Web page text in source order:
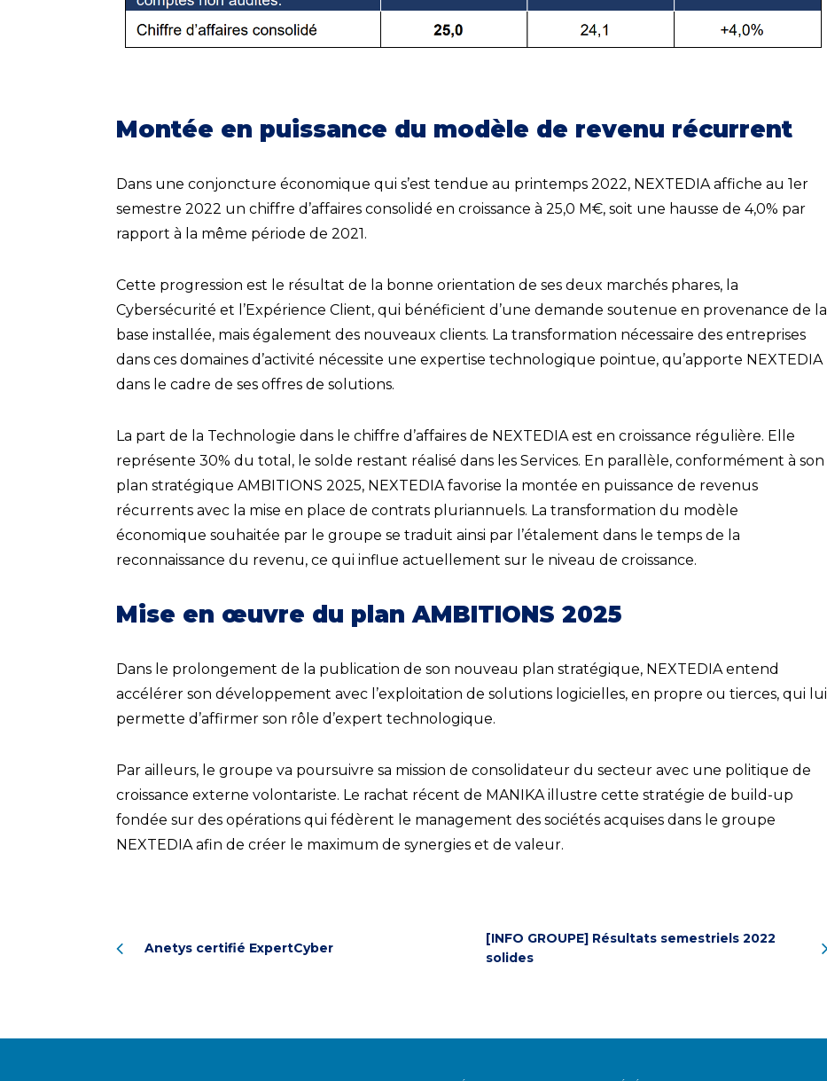
Montée en puissance du modèle de revenu récurrent
Dans une conjoncture économique qui s’est tendue au printemps 2022, NEXTEDIA affiche au 1er
semestre 2022 un chiffre d’affaires consolidé en croissance à 25,0 M€, soit une hausse de 4,0% par
rapport à la même période de 2021.
Cette progression est le résultat de la bonne orientation de ses deux marchés phares, la
Cybersécurité et l’Expérience Client, qui bénéficient d’une demande soutenue en provenance de la
base installée, mais également des nouveaux clients. La transformation nécessaire des entreprises
dans ces domaines d’activité nécessite une expertise technologique pointue, qu’apporte NEXTEDIA
dans le cadre de ses offres de solutions.
La part de la Technologie dans le chiffre d’affaires de NEXTEDIA est en croissance régulière. Elle
représente 30% du total, le solde restant réalisé dans les Services. En parallèle, conformément à son
plan stratégique AMBITIONS 2025, NEXTEDIA favorise la montée en puissance de revenus
récurrents avec la mise en place de contrats pluriannuels. La transformation du modèle
économique souhaitée par le groupe se traduit ainsi par l’étalement dans le temps de la
reconnaissance du revenu, ce qui influe actuellement sur le niveau de croissance.
Mise en œuvre du plan AMBITIONS 2025
Dans le prolongement de la publication de son nouveau plan stratégique, NEXTEDIA entend
accélérer son développement avec l’exploitation de solutions logicielles, en propre ou tierces, qui lui
permette d’affirmer son rôle d’expert technologique.
Par ailleurs, le groupe va poursuivre sa mission de consolidateur du secteur avec une politique de
croissance externe volontariste. Le rachat récent de MANIKA illustre cette stratégie de build-up
fondée sur des opérations qui fédèrent le management des sociétés acquises dans le groupe
NEXTEDIA afin de créer le maximum de synergies et de valeur.
Anetys certifié ExpertCyber
[INFO GROUPE] Résultats semestriels 2022
solides